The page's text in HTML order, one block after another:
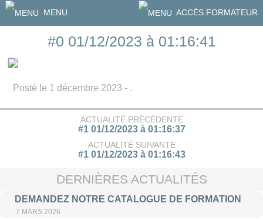
MENU ACCÈS FORMATEUR
#0 01/12/2023 à 01:16:41
Posté le 1 décembre 2023 - .
ACTUALITÉ PRÉCÉDENTE
#1 01/12/2023 à 01:16:37
ACTUALITÉ SUIVANTE
#1 01/12/2023 à 01:16:43
DERNIÈRES ACTUALITÉS
DEMANDEZ NOTRE CATALOGUE DE FORMATION
7 MARS 2026